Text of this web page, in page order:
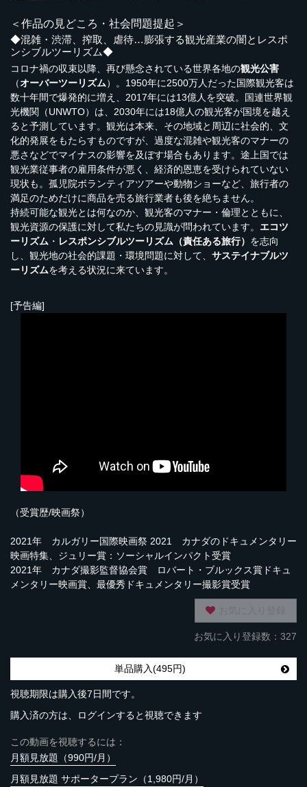
＜作品の見どころ・社会問題提起＞
◆混雑・渋滞、搾取、虐待…膨張する観光産業の闇とレスポ
ンシブルツーリズム◆
コロナ禍の収束以降、再び懸念されている世界各地の観光公害
（オーバーツーリズム）。1950年に2500万人だった国際観光客は
数十年間で爆発的に増え、2017年には13億人を突破。国連世界観
光機関（UNWTO）は、2030年には18億人の観光客が国境を越え
ると予測しています。観光は本来、その地域と周辺に社会的、文
化的発展をもたらすものですが、過度な混雑や観光客のマナーの
悪さなどでマイナスの影響を及ぼす場合もあります。途上国では
観光業従事者の雇用条件が悪く、経済的恩恵を受けられていない
現状も。孤児院ボランティアツアーや動物ショーなど、旅行者の
満足のためだけに商品を売る旅行業者も後を絶ちません。
持続可能な観光とは何なのか、観光客のマナー・倫理とともに、
観光資源の保護に対して私たちの見識が問われています。 エコツ
ーリズム ・ レスポンシブルツーリズム（責任ある旅行） を志向
し、観光地の社会的課題・環境問題に対して、 サステイナブルツ
ーリズムを考える状況に来ています。
[予告編]
（受賞歴/映画祭）
2021年 カルガリー国際映画祭 2021 カナダのドキュメンタリー
映画特集、ジュリー賞：ソーシャルインパクト受賞
2021年 カナダ撮影監督協会賞 ロバート・ブルックス賞ドキュ
メンタリー映画賞、最優秀ドキュメンタリー撮影賞受賞
お気に入り登録数：327
単品購入(495円)
視聴期限は購入後7日間です。
購入済の方は、ログインすると視聴できます
この動画を視聴するには：
月額見放題（990円/月）
月額見放題 サポータープラン（1,980円/月）